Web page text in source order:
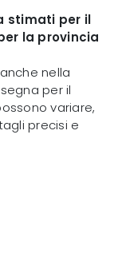
stimati per il
la provincia
nella
per il
variare,
precisi e